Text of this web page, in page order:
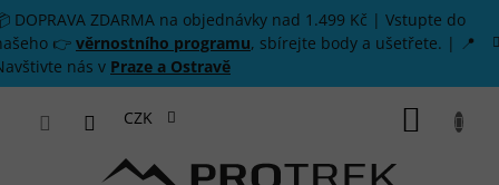
Přejít na obsah
DOPRAVA ZDARMA na objednávky nad 1.499 Kč | Vstupte do
👉 věrnostního programu, sbírejte body a ušetřete. | 📍
nás v Praze a Ostravě
CZK